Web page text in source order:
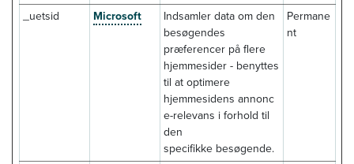
_uetsid Microsoft
Indsamler data om den
besøgendes
præferencer på flere
hjemmesider - benyttes
til at optimere
hjemmesidens annonc
e-relevans i forhold til
den
specifikke besøgende.
Permane
nt